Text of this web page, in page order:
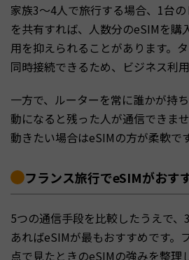
家族3〜4人で旅行する場合、1台
を共有すれば、人数分のeSIMを購
用を抑えられることがあります。
同時接続できるため、ビジネス利
一方で、ルーターを常に誰かが持
動になると残った人が通信できま
動きたい場合はeSIMの方が柔軟です
フランス旅行でeSIMがおす
5つの通信手段を比較したうえで
あればeSIMが最もおすすめです。
点で見たときのeSIMの強みを整理